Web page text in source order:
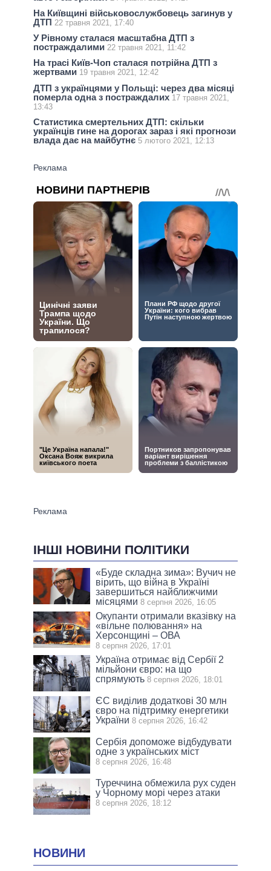
На Київщині військовослужбовець загинув у
ДТП 22 травня 2021, 17:40
У Рівному сталася масштабна ДТП з
постраждалими 22 травня 2021, 11:42
На трасі Київ-Чоп сталася потрійна ДТП з
жертвами 19 травня 2021, 12:42
ДТП з українцями у Польщі: через два місяці
померла одна з постраждалих 17 травня 2021,
13:43
Статистика смертельних ДТП: скільки
українців гине на дорогах зараз і які прогнози
влада дає на майбутнє 5 лютого 2021, 12:13
ІНШІ НОВИНИ ПОЛІТИКИ
«Буде складна зима»: Вучич не
вірить, що війна в Україні
завершиться найближчими
місяцями 8 серпня 2026, 16:05
Окупанти отримали вказівку на
«вільне полювання» на
Херсонщині – ОВА
8 серпня 2026, 17:01
Україна отримає від Сербії 2
мільйони євро: на що
спрямують 8 серпня 2026, 18:01
ЄС виділив додаткові 30 млн
євро на підтримку енергетики
України 8 серпня 2026, 16:42
Сербія допоможе відбудувати
одне з українських міст
8 серпня 2026, 16:48
Туреччина обмежила рух суден
у Чорному морі через атаки
8 серпня 2026, 18:12
НОВИНИ